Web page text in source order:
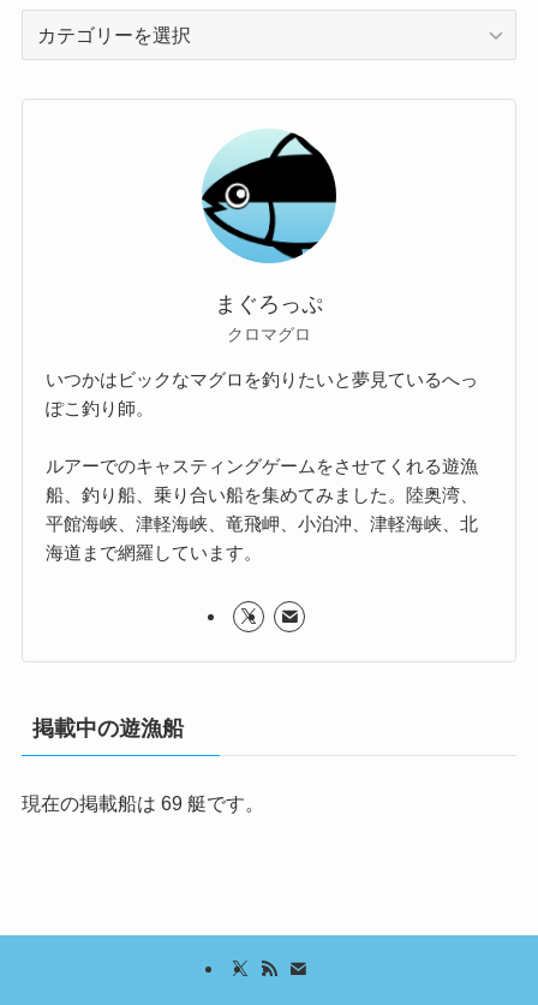
まぐろっぷ
クロマグロ
いつかはビックなマグロを釣りたいと夢見ているへっ
ぽこ釣り師。
ルアーでのキャスティングゲームをさせてくれる遊漁
船、釣り船、乗り合い船を集めてみました。陸奥湾、
平館海峡、津軽海峡、竜飛岬、小泊沖、津軽海峡、北
海道まで網羅しています。
掲載中の遊漁船
現在の掲載船は 69 艇です。